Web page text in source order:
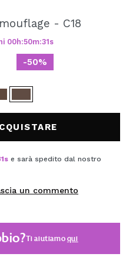
potrai fare i tuoi
lo stato dei tuoi ordini e
- C18
00h:50m:31s
-50%
s e sarà spedito dal nostro
un commento
Ti aiutiamoqui